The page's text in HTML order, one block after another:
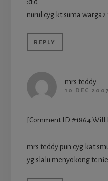
:d:d
nurul cyg kt suma warga2
REPLY
mrs teddy
10 DEC
[Comment ID #1864 Will
mrs teddy pun cyg kat
yg slalu menyokong tc